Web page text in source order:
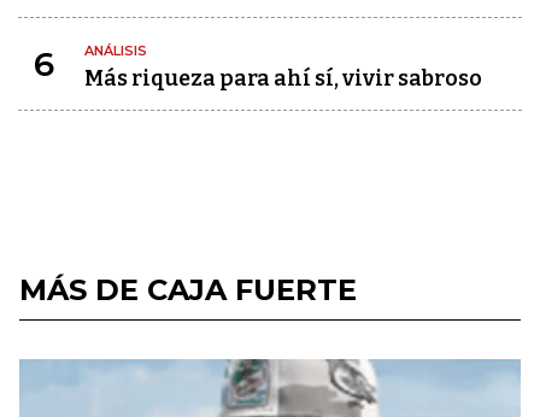
6 ANÁLISIS
Más riqueza para ahí sí, vivir sabroso
MÁS DE CAJA FUERTE